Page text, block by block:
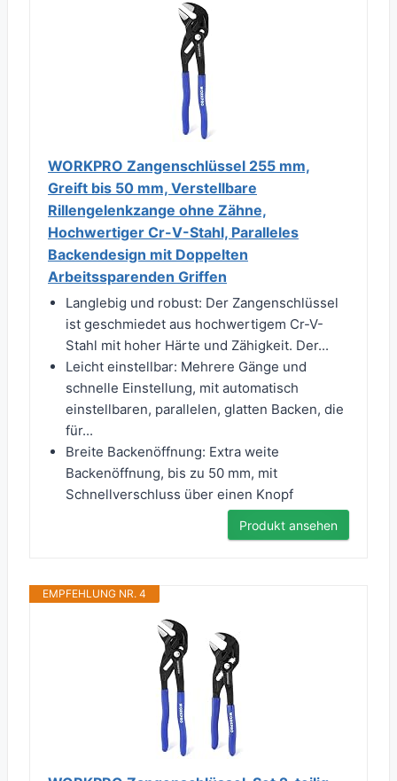
WORKPRO Zangenschlüssel 255 mm,
Greift bis 50 mm, Verstellbare
Rillengelenkzange ohne Zähne,
Hochwertiger Cr-V-Stahl, Paralleles
Backendesign mit Doppelten
Arbeitssparenden Griffen
Langlebig und robust: Der Zangenschlüssel
ist geschmiedet aus hochwertigem Cr-V-
Stahl mit hoher Härte und Zähigkeit. Der...
Leicht einstellbar: Mehrere Gänge und
schnelle Einstellung, mit automatisch
einstellbaren, parallelen, glatten Backen, die
für...
Breite Backenöffnung: Extra weite
Backenöffnung, bis zu 50 mm, mit
Schnellverschluss über einen Knopf
Produkt ansehen
EMPFEHLUNG NR. 4